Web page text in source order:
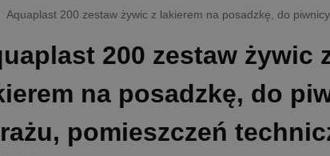
Aquaplast 200 zestaw żywic z lakierem na posadzkę, do piwnicy, garażu,
200 zestaw żywic
na posadzkę, do
pomieszczeń